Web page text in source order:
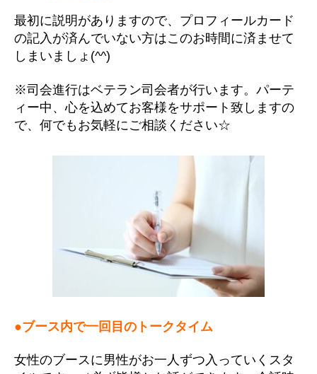
最初に説明がありますので、プロフィールカード
の記入が済んでいない方はこのお時間に済ませて
しまいましょ(^^)
※司会進行はベテラン司会者が行います。パーテ
ィー中、心を込めてお客様をサポート致しますの
で、何でもお気軽にご相談ください☆
●ブース内で一回目のトークタイム
女性のブースに男性がお一人ずつ入っていくスタ